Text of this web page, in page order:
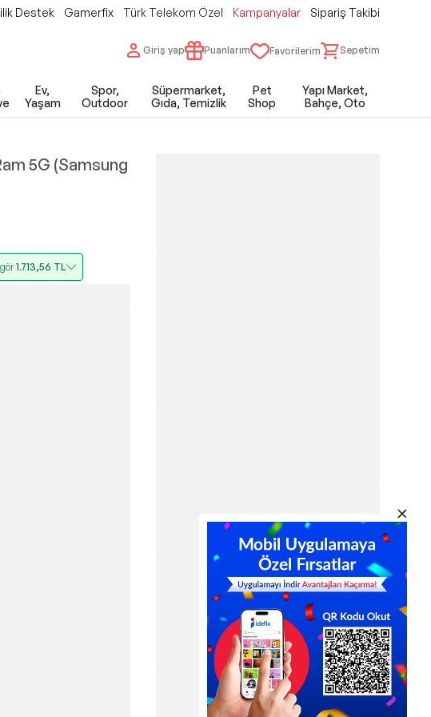
Destek Gamerfix Türk Telekom Özel Kampanyalar Sipariş Takibi
Giriş yap Puanlarım Favorilerim Sepetim
Ev,
Yaşam
Spor,
Outdoor
Süpermarket,
Gıda, Temizlik
Pet
Shop
Yapı Market,
Bahçe, Oto
5G (Samsung
gör1.713,56 TL